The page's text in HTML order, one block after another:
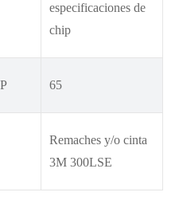
especificaciones de
chip
65
Remaches y/o cinta
3M 300LSE